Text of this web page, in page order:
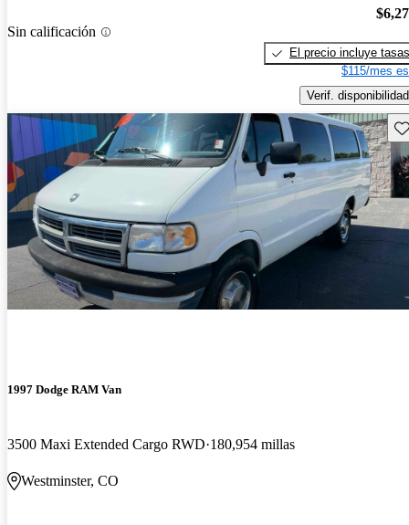
Sin calificación
El precio incluye tasas
$115/mes
Verif. disponibilidad
1997 Dodge RAM Van
3500 Maxi Extended Cargo RWD 180,954 millas
Westminster, CO